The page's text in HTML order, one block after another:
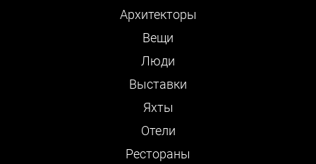
Архитекторы
Вещи
Люди
Выставки
Яхты
Отели
Рестораны